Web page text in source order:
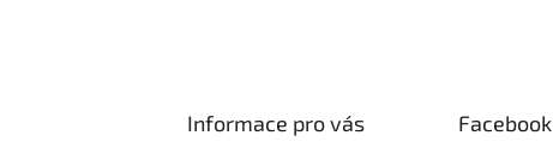
Informace pro vás Facebook